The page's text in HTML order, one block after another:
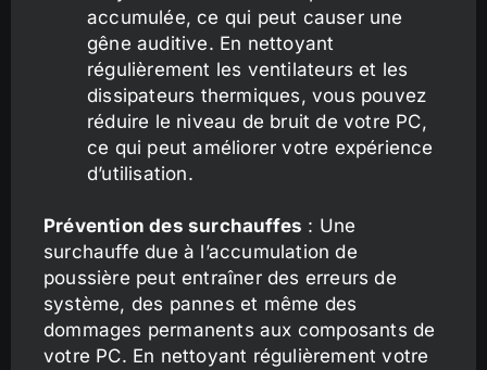
accumulée, ce qui peut causer une
gêne auditive. En nettoyant
régulièrement les ventilateurs et les
dissipateurs thermiques, vous pouvez
réduire le niveau de bruit de votre PC,
ce qui peut améliorer votre expérience
d’utilisation.
Prévention des surchauffes : Une
surchauffe due à l’accumulation de
poussière peut entraîner des erreurs de
système, des pannes et même des
dommages permanents aux composants de
votre PC. En nettoyant régulièrement votre